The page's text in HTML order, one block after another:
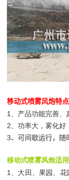
移动式喷雾风炮特点
1、产品功能完善、
2、功率大，雾化好
3、可间歇运行，随
移动式喷雾风炮适用
1、大田、果园、